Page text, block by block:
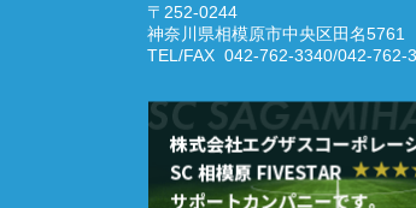
〒252-0244
神奈川県相模原市中央区田名5761
TEL/FAX 042-762-3340/042-762-